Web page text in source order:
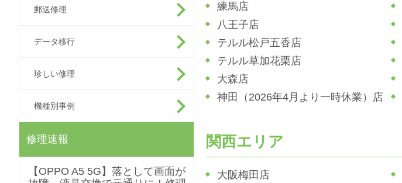
郵送修理
データ移行
珍しい修理
機種別事例
修理速報
【OPPO A5 5G】落として画面が
練馬店
八王子店
テルル松戸五香店
テルル草加花栗店
大森店
神田（2026年4月より一時休業）店
関西エリア
大阪梅田店